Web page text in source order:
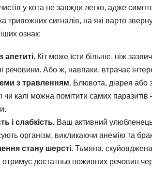
у кота не завжди легко, адже
тривожних сигналів, на які варто
ознак:
апетиті. Кіт може їсти більше, ніж
речовини. Або ж, навпаки, втрачає
з травленням. Блювота, діарея або
чи калі можна помітити самих
і слабкість. Ваш активний
організм, викликаючи анемію та брак
стану шерсті. Тьмяна,
отримує достатньо поживних речовин